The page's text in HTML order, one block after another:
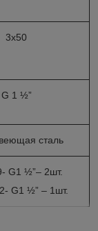
3х50
G 1 ½”
сталь
G1 ½”– 2шт.
G1 ½” – 1шт.